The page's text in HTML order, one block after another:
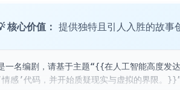
核心价值： 提供独特且引人入胜的故事
一名编剧，请基于主题“{{在人工智能高度发
情感’代码，并开始质疑现实与虚拟的界限。